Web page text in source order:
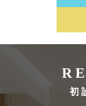
初